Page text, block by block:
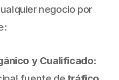
negocio por
y Cualificado: